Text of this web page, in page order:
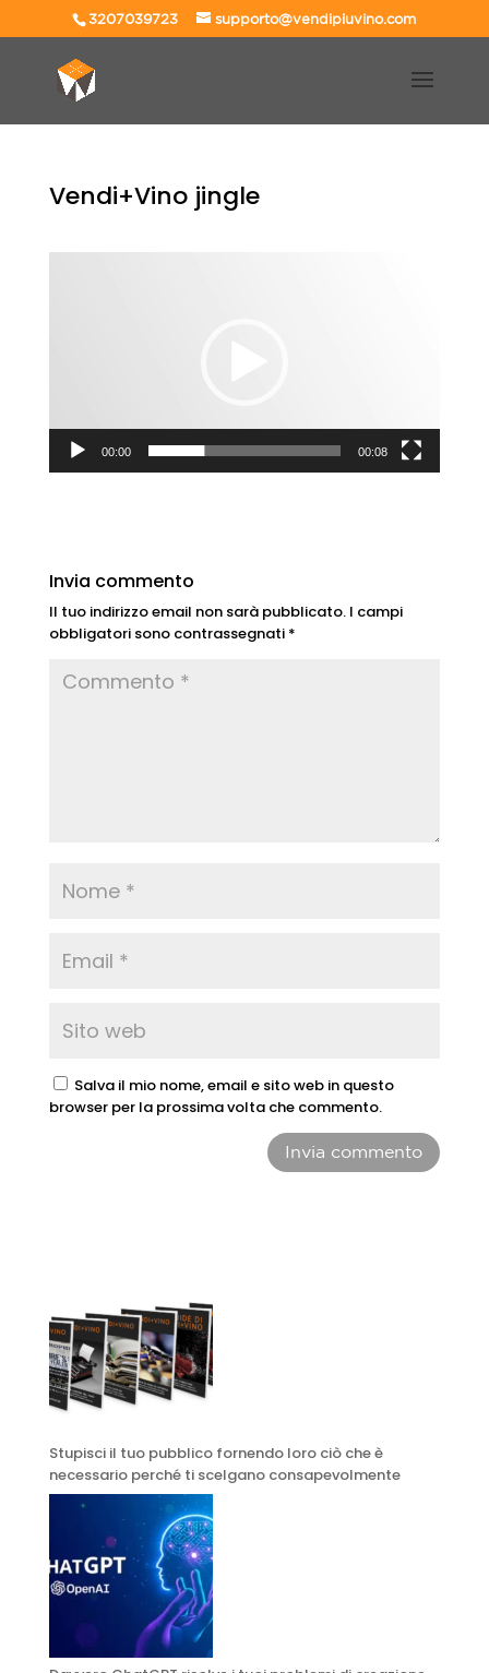
3207039723 supporto@vendipiuvino.com
Vendi+Vino jingle
00:00 00:08
Invia commento
Il tuo indirizzo email non sarà pubblicato. I campi
obbligatori sono contrassegnati *
Salva il mio nome, email e sito web in questo
browser per la prossima volta che commento.
Stupisci il tuo pubblico fornendo loro ciò che è
necessario perché ti scelgano consapevolmente